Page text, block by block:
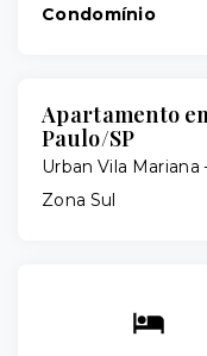
Condomínio
Apartamento
Paulo/SP
Urban Vila Mariana
Zona Sul